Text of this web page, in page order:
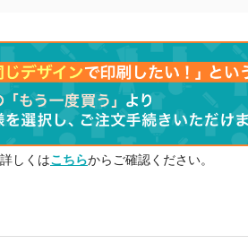
しくはこちらからご確認ください。